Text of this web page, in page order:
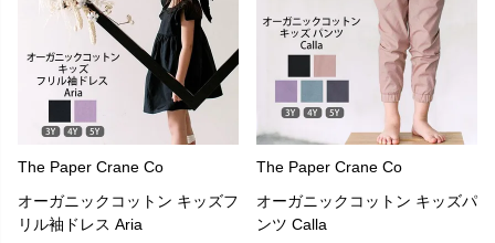
売上の一部は、子供たちのための慈善団体に寄付されます。
私たちが伝えたいのは祝福です。寄付する慈善団体を6か月ごとに切
り替え、支援を必要としているさまざまな種類の子供たちに働きか
けたいと考えています。
The Paper Crane COの服は、GOTS認定のオーガニックコットン
GOTSは、原材料の収穫から環境的および社会的責任のある製造ま
で、テキスタイルのオーガニックステータスを保証する世界的に認
The Paper Crane Co
オーガニックコットン キッズフ
リル袖ドレス Aria
The Paper Crane Co
オーガニックコットン キッズパ
ンツ Calla